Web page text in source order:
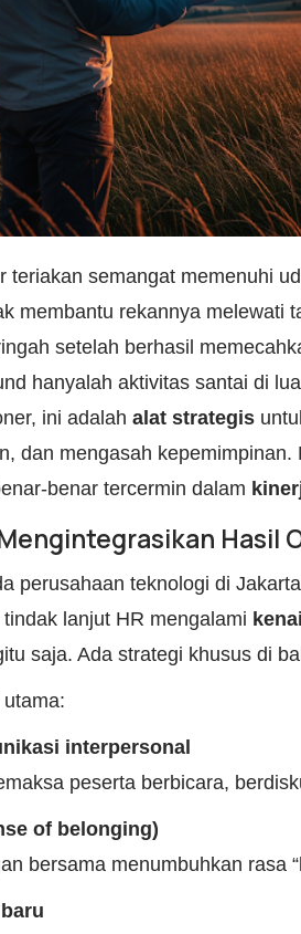
teriakan semangat memenuhi
membantu rekannya melewati
setelah berhasil
hanyalah aktivitas santai di
ini adalah alat strategis
dan mengasah
benar tercermin dalam
Hasil
perusahaan teknologi di
lanjut HR mengalami
saja. Ada strategi khusus di
interpersonal
peserta berbicara,
of belonging)
bersama menumbuhkan rasa